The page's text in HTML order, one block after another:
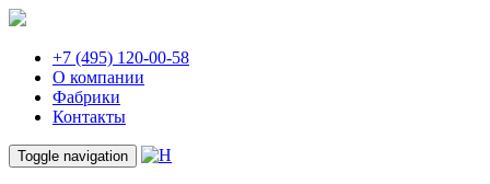
+7 (495) 120-00-58
О компании
Фабрики
Контакты
Toggle navigation